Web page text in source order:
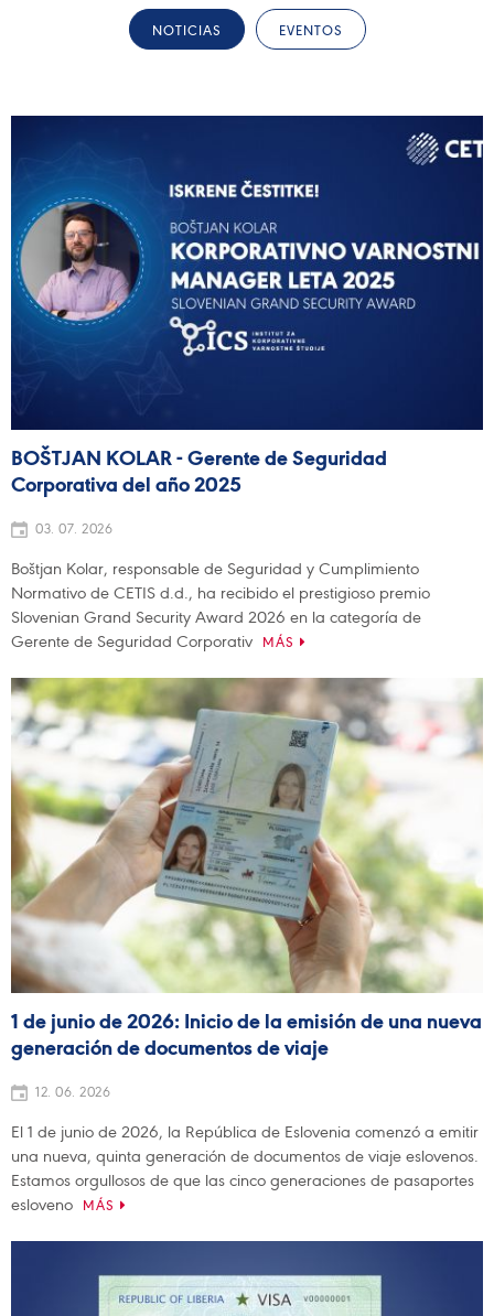
NOTICIAS EVENTOS
BOŠTJAN KOLAR - Gerente de Seguridad
Corporativa del año 2025
03. 07. 2026
Boštjan Kolar, responsable de Seguridad y Cumplimiento
Normativo de CETIS d.d., ha recibido el prestigioso premio
Slovenian Grand Security Award 2026 en la categoría de
Gerente de Seguridad Corporativ
MÁS
1 de junio de 2026: Inicio de la emisión de una nueva
generación de documentos de viaje
12. 06. 2026
El 1 de junio de 2026, la República de Eslovenia comenzó a emitir
una nueva, quinta generación de documentos de viaje eslovenos.
Estamos orgullosos de que las cinco generaciones de pasaportes
esloveno
MÁS